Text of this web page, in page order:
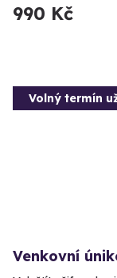
990 Kč
Volný termín
Venkovní